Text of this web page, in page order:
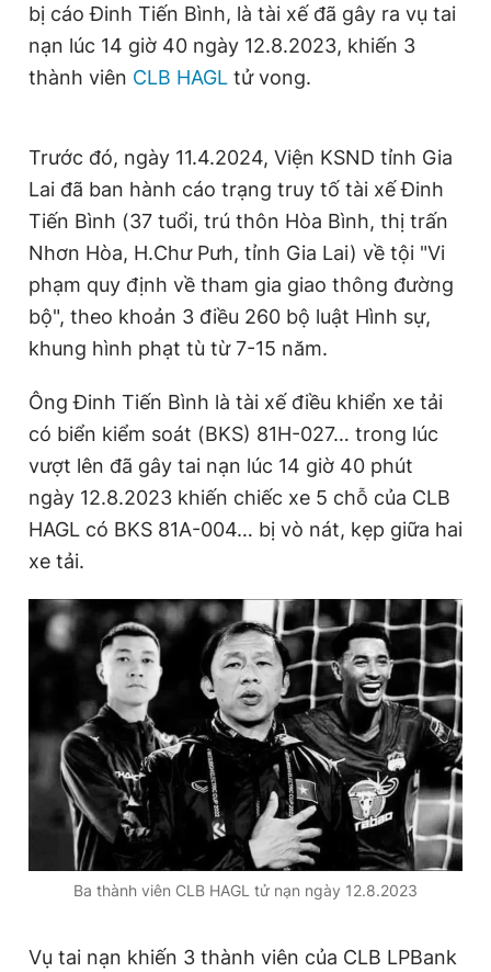
Đặt báo RSS Chính sách bảo
Tổng biên tập: Nguyễn Ngọc Toàn
Phó tổng biên tập thường trực: Hải Thành
Tổng thư ký tòa soạn: Đức Trung
Giấy phép xuất bản số 110/GP - BTTTT cấp ngày 24.3.2020
© 2003-2026 Bản quyền thuộc về Báo Thanh Niên. Cấm sao
chép dưới mọi hình thức nếu không có sự chấp thuận bằng văn
bản. Phát triển bởi ePi Technologies, JSC.
bị cáo Đinh Tiến Bình, là tài xế đã gây ra vụ tai
nạn lúc 14 giờ 40 ngày 12.8.2023, khiến 3
thành viên CLB HAGL tử vong.
Trước đó, ngày 11.4.2024, Viện KSND tỉnh Gia
Lai đã ban hành cáo trạng truy tố tài xế Đinh
Tiến Bình (37 tuổi, trú thôn Hòa Bình, thị trấn
Nhơn Hòa, H.Chư Pưh, tỉnh Gia Lai) về tội "Vi
phạm quy định về tham gia giao thông đường
bộ", theo khoản 3 điều 260 bộ luật Hình sự,
khung hình phạt tù từ 7-15 năm.
Ông Đinh Tiến Bình là tài xế điều khiển xe tải
có biển kiểm soát (BKS) 81H-027… trong lúc
vượt lên đã gây tai nạn lúc 14 giờ 40 phút
ngày 12.8.2023 khiến chiếc xe 5 chỗ của CLB
HAGL có BKS 81A-004… bị vò nát, kẹp giữa hai
xe tải.
Ba thành viên CLB HAGL tử nạn ngày 12.8.2023
Vụ tai nạn khiến 3 thành viên của CLB LPBank